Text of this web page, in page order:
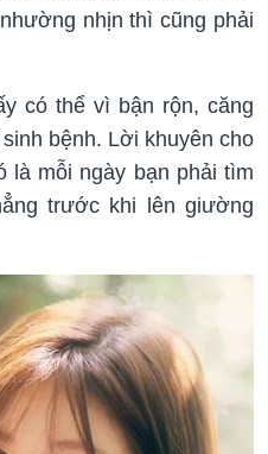
nhịn thì cũng phải
có thể vì bận rộn, căng
bệnh. Lời khuyên cho
là mỗi ngày bạn phải tìm
trước khi lên giường